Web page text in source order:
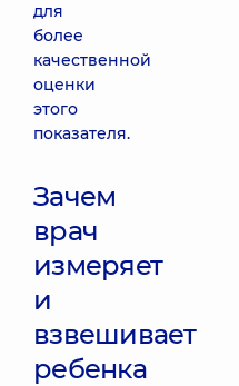
для
более
качественной
оценки
этого
показателя.
Зачем
врач
измеряет
и
взвешивает
ребенка